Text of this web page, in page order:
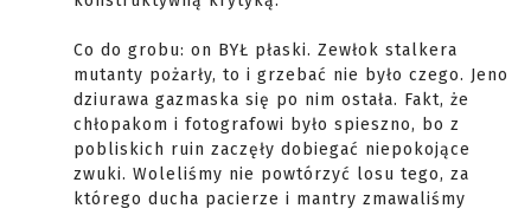
Co do grobu: on BYŁ płaski. Zewłok stalkera
mutanty pożarły, to i grzebać nie było czego. Jeno
dziurawa gazmaska się po nim ostała. Fakt, że
chłopakom i fotografowi było spieszno, bo z
pobliskich ruin zaczęły dobiegać niepokojące
zwuki. Woleliśmy nie powtórzyć losu tego, za
którego ducha pacierze i mantry zmawaliśmy